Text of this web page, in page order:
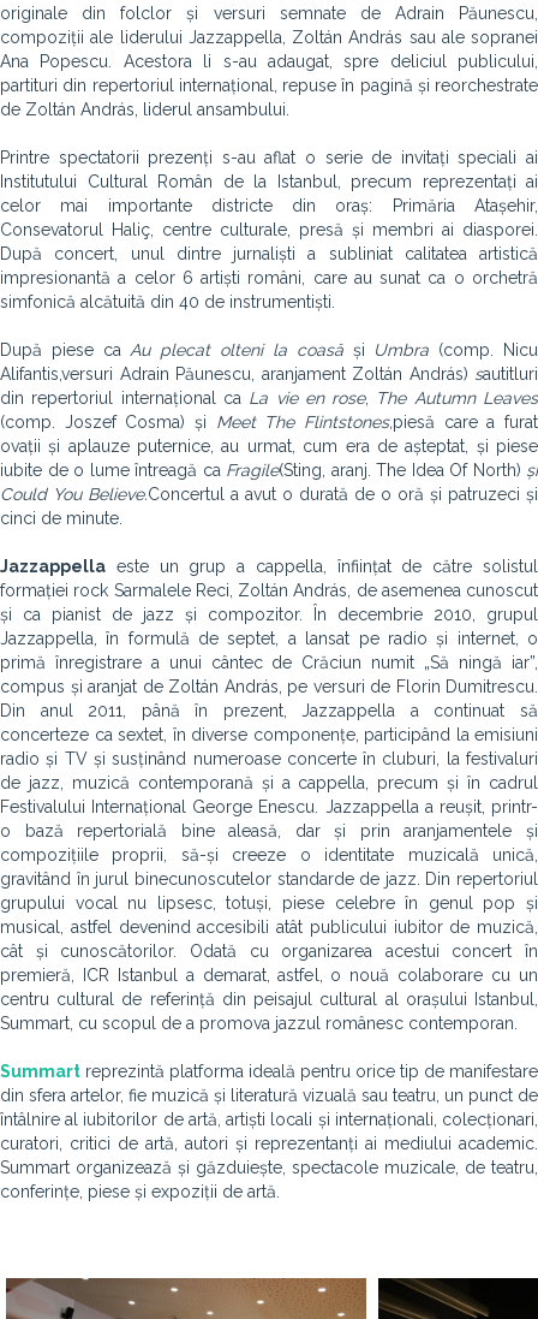
originale din folclor și versuri semnate de Adrain Păunescu,
compoziții ale liderului Jazzappella, Zoltán András sau ale sopranei
Ana Popescu. Acestora li s-au adaugat, spre deliciul publicului,
partituri din repertoriul internațional, repuse în pagină și reorchestrate
de Zoltán András, liderul ansambului.
Printre spectatorii prezenți s-au aflat o serie de invitați speciali ai
Institutului Cultural Român de la Istanbul, precum reprezentați ai
celor mai importante districte din oraș: Primăria Atașehir,
Consevatorul Haliç, centre culturale, presă și membri ai diasporei.
După concert, unul dintre jurnaliști a subliniat calitatea artistică
impresionantă a celor 6 artiști români, care au sunat ca o orchetră
simfonică alcătuită din 40 de instrumentiști.
După piese ca Au plecat olteni la coasăși Umbra (comp. Nicu
Alifantis,versuri Adrain Păunescu, aranjament Zoltán András) sautitluri
din repertoriul internațional ca La vie en rose, The Autumn Leaves
(comp. Joszef Cosma) și Meet The Flintstones,piesă care a furat
ovații și aplauze puternice, au urmat, cum era de așteptat, și piese
iubite de o lume întreagă ca Fragile(Sting, aranj. The Idea Of North) și
Could You Believe.Concertul a avut o durată de o oră și patruzeci și
cinci de minute.
Jazzappella este un grup a cappella, înființat de către solistul
formației rock Sarmalele Reci, Zoltán András, de asemenea cunoscut
și ca pianist de jazz și compozitor. În decembrie 2010, grupul
Jazzappella, în formulă de septet, a lansat pe radio și internet, o
primă înregistrare a unui cântec de Crăciun numit „Să ningă iar”,
compus și aranjat de Zoltán András, pe versuri de Florin Dumitrescu.
Din anul 2011, până în prezent, Jazzappella a continuat să
concerteze ca sextet, în diverse componențe, participând la emisiuni
radio și TV și susținând numeroase concerte în cluburi, la festivaluri
de jazz, muzică contemporană și a cappella, precum și în cadrul
Festivalului Internațional George Enescu. Jazzappella a reușit, printr-
o bază repertorială bine aleasă, dar și prin aranjamentele și
compozițiile proprii, să-și creeze o identitate muzicală unică,
gravitând în jurul binecunoscutelor standarde de jazz. Din repertoriul
grupului vocal nu lipsesc, totuși, piese celebre în genul pop și
musical, astfel devenind accesibili atât publicului iubitor de muzică,
cât și cunoscătorilor. Odată cu organizarea acestui concert în
premieră, ICR Istanbul a demarat, astfel, o nouă colaborare cu un
centru cultural de referință din peisajul cultural al orașului Istanbul,
Summart, cu scopul de a promova jazzul românesc contemporan.
Summart reprezintă platforma ideală pentru orice tip de manifestare
din sfera artelor, fie muzică și literatură vizuală sau teatru, un punct de
întâlnire al iubitorilor de artă, artiști locali și internaționali, colecționari,
curatori, critici de artă, autori și reprezentanți ai mediului academic.
Summart organizează și găzduiește, spectacole muzicale, de teatru,
conferințe, piese și expoziții de artă.